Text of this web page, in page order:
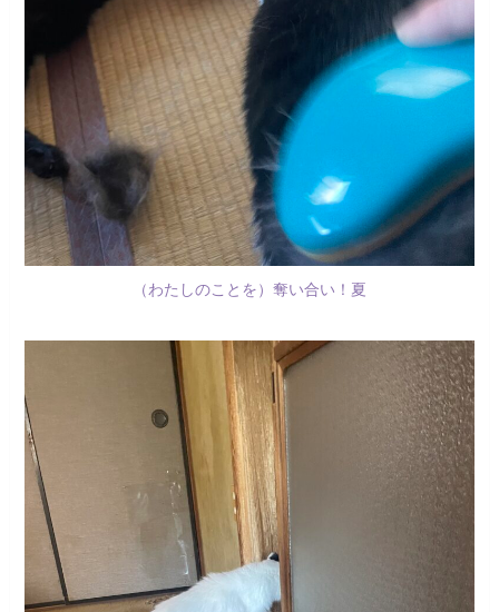
（わたしのことを）奪い合い！夏